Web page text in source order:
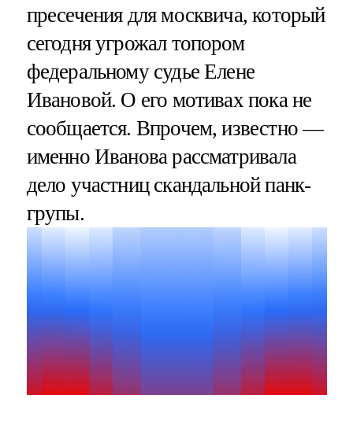
пресечения для москвича, который
сегодня угрожал топором
федеральному судье Елене
Ивановой. О его мотивах пока не
сообщается. Впрочем, известно —
именно Иванова рассматривала
дело участниц скандальной панк-
групы.